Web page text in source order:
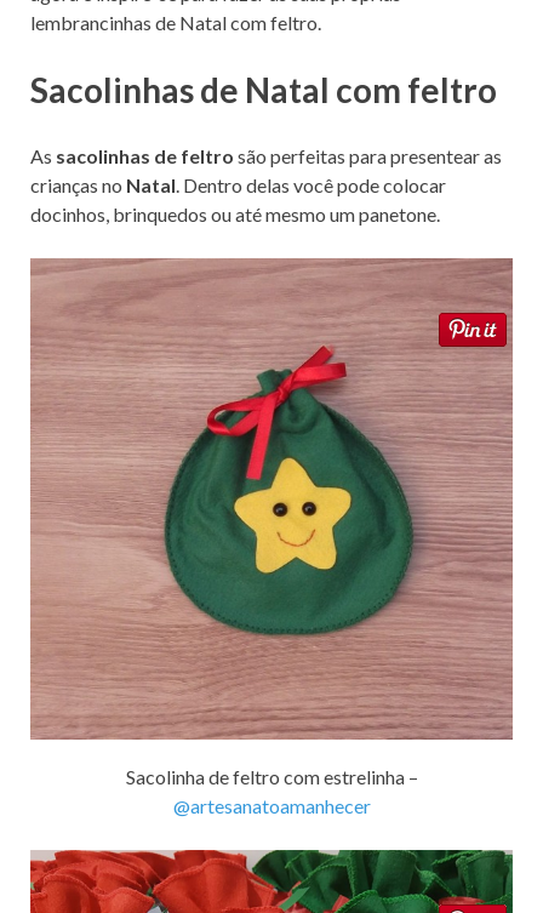
lembrancinhas de Natal com feltro.
Sacolinhas de Natal com feltro
As sacolinhas de feltro são perfeitas para presentear as
crianças no Natal. Dentro delas você pode colocar
docinhos, brinquedos ou até mesmo um panetone.
Sacolinha de feltro com estrelinha –
@artesanatoamanhecer